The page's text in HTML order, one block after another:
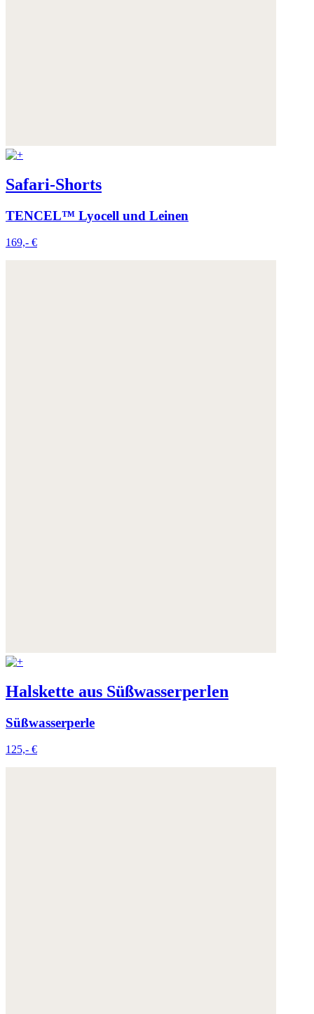
Safari-Shorts
TENCEL™ Lyocell und Leinen
169,- €
Halskette aus Süßwasserperlen
Süßwasserperle
125,- €